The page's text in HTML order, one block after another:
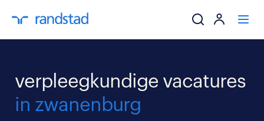
verpleegkundige vacatures
in zwanenburg